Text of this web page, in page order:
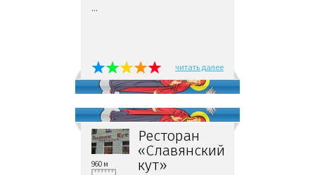
...
читать далее
Ресторан
«Славянский
кут»
960 м